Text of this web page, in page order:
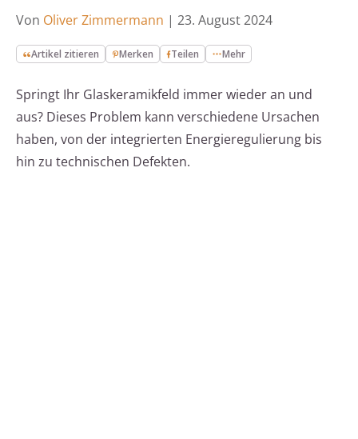
Von Oliver Zimmermann | 23. August 2024
Artikel zitieren Merken Teilen Mehr
Springt Ihr Glaskeramikfeld immer wieder an und
aus? Dieses Problem kann verschiedene Ursachen
haben, von der integrierten Energieregulierung bis
hin zu technischen Defekten.